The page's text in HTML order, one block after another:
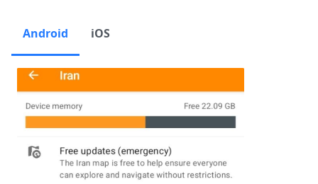
Android iOS